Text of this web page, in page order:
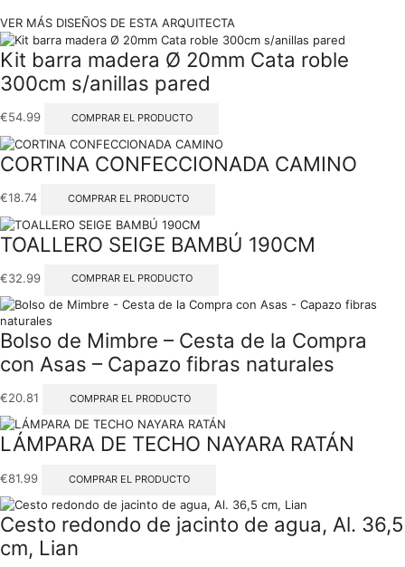
VER MÁS DISEÑOS DE ESTA ARQUITECTA
Kit barra madera Ø 20mm Cata roble
300cm s/anillas pared
€54.99 COMPRAR EL PRODUCTO
CORTINA CONFECCIONADA CAMINO
€18.74 COMPRAR EL PRODUCTO
TOALLERO SEIGE BAMBÚ 190CM
€32.99 COMPRAR EL PRODUCTO
Bolso de Mimbre – Cesta de la Compra
con Asas – Capazo fibras naturales
€20.81 COMPRAR EL PRODUCTO
LÁMPARA DE TECHO NAYARA RATÁN
€81.99 COMPRAR EL PRODUCTO
Cesto redondo de jacinto de agua, Al. 36,5
cm, Lian